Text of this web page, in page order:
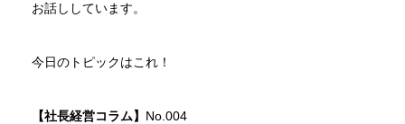
お話ししています。
今日のトピックはこれ！
【社長経営コラム】 No.004